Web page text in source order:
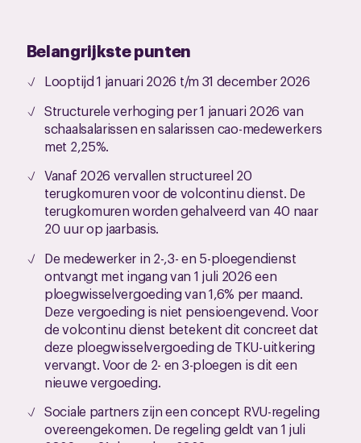
Belangrijkste punten
Looptijd 1 januari 2026 t/m 31 december 2026
Structurele verhoging per 1 januari 2026 van
schaalsalarissen en salarissen cao-medewerkers
met 2,25%.
Vanaf 2026 vervallen structureel 20
terugkomuren voor de volcontinu dienst. De
terugkomuren worden gehalveerd van 40 naar
20 uur op jaarbasis.
De medewerker in 2-,3- en 5-ploegendienst
ontvangt met ingang van 1 juli 2026 een
ploegwisselvergoeding van 1,6% per maand.
Deze vergoeding is niet pensioengevend. Voor
de volcontinu dienst betekent dit concreet dat
deze ploegwisselvergoeding de TKU-uitkering
vervangt. Voor de 2- en 3-ploegen is dit een
nieuwe vergoeding.
Sociale partners zijn een concept RVU-regeling
overeengekomen. De regeling geldt van 1 juli